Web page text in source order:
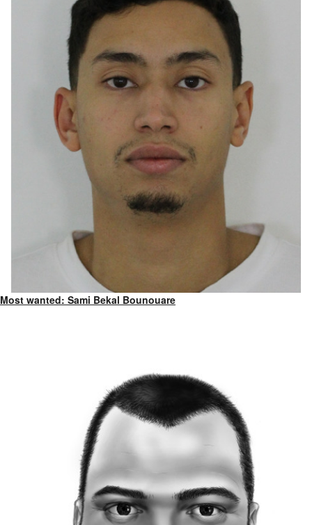
Most wanted: Sami Bekal Bounouare